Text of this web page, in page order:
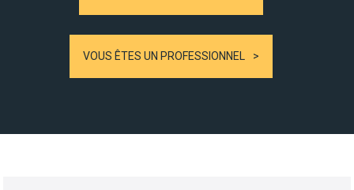
VOUS ÊTES UN PROFESSIONNEL